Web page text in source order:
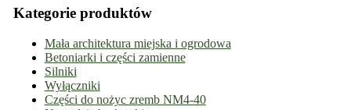
Kategorie produktów
Mała architektura miejska i ogrodowa
Betoniarki i części zamienne
Silniki
Wyłączniki
Części do nożyc zremb NM4-40